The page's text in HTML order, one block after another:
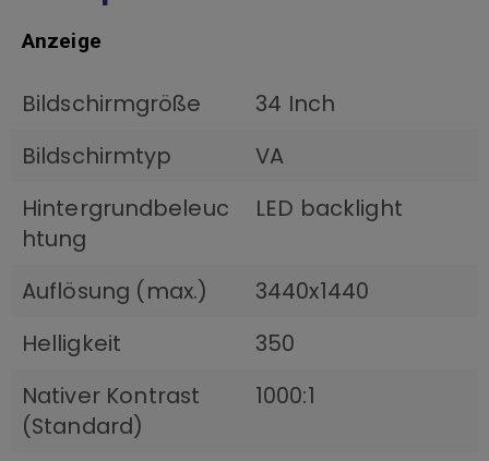
Anzeige
Bildschirmgröße
34 Inch
Bildschirmtyp
VA
Hintergrundbeleuc
htung
LED backlight
Auflösung (max.)
3440x1440
Helligkeit
350
Nativer Kontrast
(Standard)
1000:1